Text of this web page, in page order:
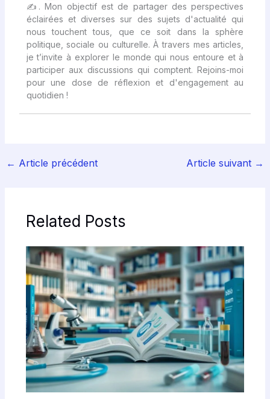
✍ . Mon objectif est de partager des perspectives
éclairées et diverses sur des sujets d'actualité qui
nous touchent tous, que ce soit dans la sphère
politique, sociale ou culturelle. À travers mes articles,
je t’invite à explorer le monde qui nous entoure et à
participer aux discussions qui comptent. Rejoins-moi
pour une dose de réflexion et d'engagement au
quotidien !
← Article précédent Article suivant →
Related Posts